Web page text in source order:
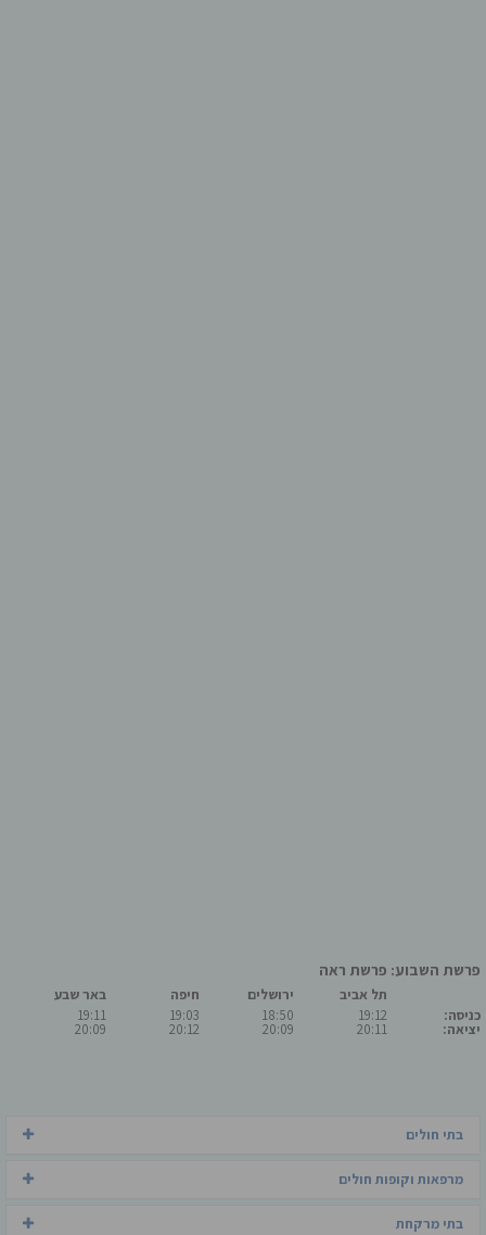
פרשת השבוע: פרשת ראה
כניסה:
יציאה:
תל אביב
19:12
20:11
ירושלים
18:50
20:09
חיפה
19:03
20:12
באר שבע
19:11
20:09
בתי חולים
מרפאות וקופות חולים
בתי מרקחת